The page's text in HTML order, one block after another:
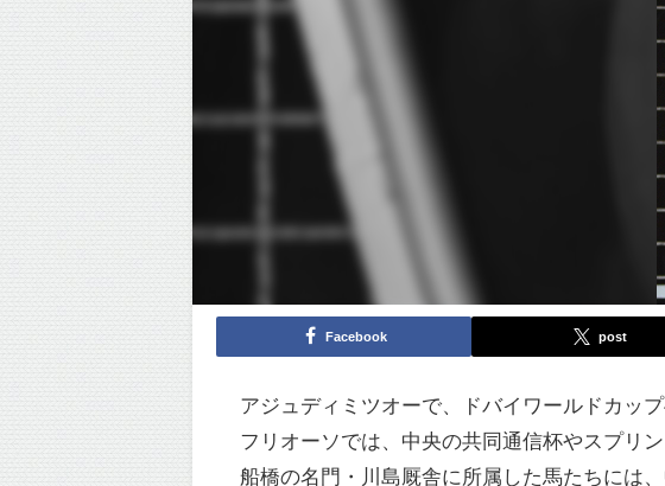
Facebook post
アジュディミツオーで、ドバイワールドカップ
フリオーソでは、中央の共同通信杯やスプリン
船橋の名門・川島厩舎に所属した馬たちには